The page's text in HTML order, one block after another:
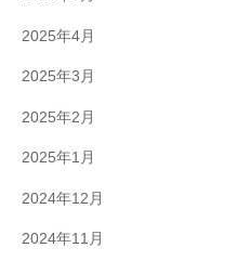
2025年4月
2025年3月
2025年2月
2025年1月
2024年12月
2024年11月